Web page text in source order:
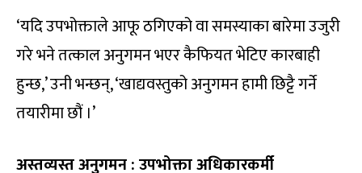
‘यदि उपभोक्ताले आफू ठगिएको वा समस्याका बारेमा उजुरी
गरे भने तत्काल अनुगमन भएर कैफियत भेटिए कारबाही
हुन्छ,’ उनी भन्छन्, ‘खाद्यवस्तुको अनुगमन हामी छिट्टै गर्ने
तयारीमा छौं ।’
अस्तव्यस्त अनुगमन : उपभोक्ता अधिकारकर्मी